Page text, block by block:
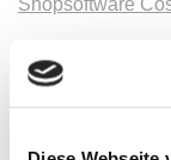
Shopsoftware